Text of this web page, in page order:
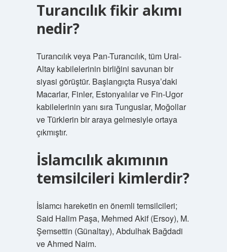
Turancılık fikir akımı
nedir?
Turancılık veya Pan-Turancılık, tüm Ural-
Altay kabilelerinin birliğini savunan bir
siyasi görüştür. Başlangıçta Rusya’daki
Macarlar, Finler, Estonyalılar ve Fin-Ugor
kabilelerinin yanı sıra Tunguslar, Moğollar
ve Türklerin bir araya gelmesiyle ortaya
çıkmıştır.
İslamcılık akımının
temsilcileri kimlerdir?
İslamcı hareketin en önemli temsilcileri;
Said Halim Paşa, Mehmed Akif (Ersoy), M.
Şemsettin (Günaltay), Abdulhak Bağdadi
ve Ahmed Naim.